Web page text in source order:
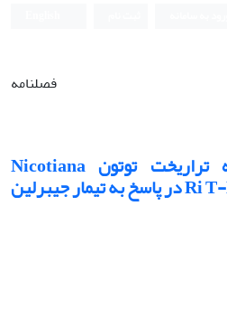
فصلنامه
تغییرات پروتئینی گیاه تراریخت توتون Nicotiana
tabacum L. حامل Ri T-DNA در پاسخ به تیمار جیبرلین